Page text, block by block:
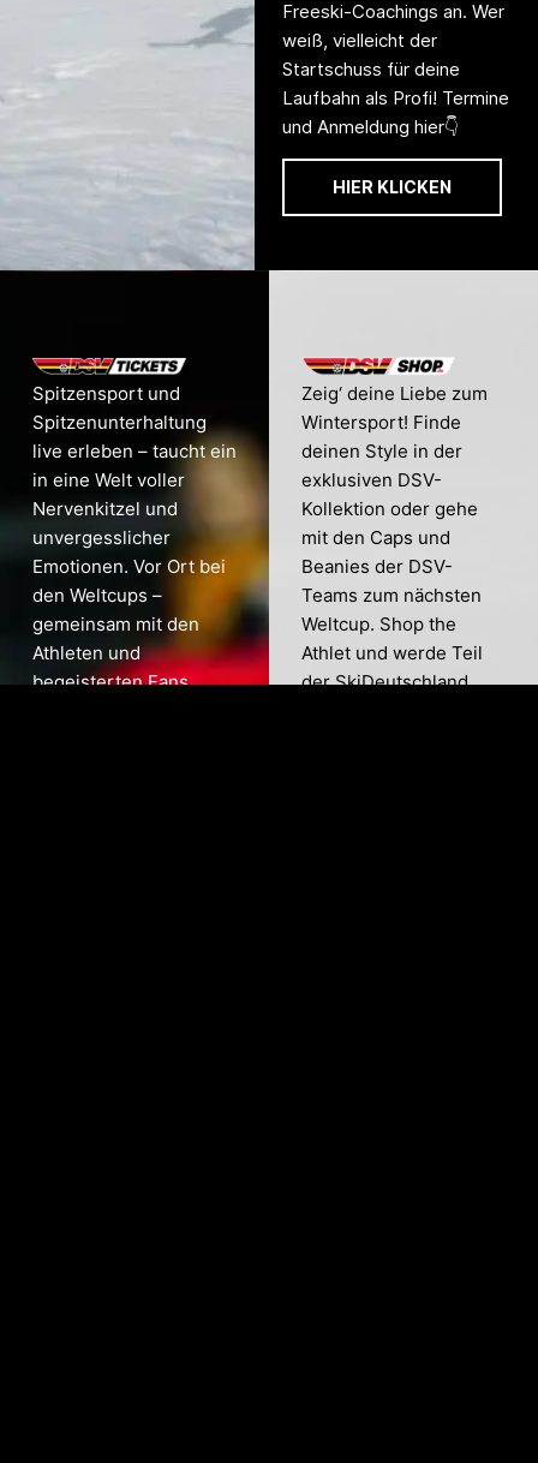
Freeski-Coachings an. Wer
weiß, vielleicht der
Startschuss für deine
Laufbahn als Profi! Termine
und Anmeldung hier👇
HIER KLICKEN
Spitzensport und
Spitzenunterhaltung
live erleben – taucht ein
in eine Welt voller
Nervenkitzel und
unvergesslicher
Emotionen. Vor Ort bei
den Weltcups –
gemeinsam mit den
Athleten und
begeisterten Fans.
Zeig‘ deine Liebe zum
Wintersport! Finde
deinen Style in der
exklusiven DSV-
Kollektion oder gehe
mit den Caps und
Beanies der DSV-
Teams zum nächsten
Weltcup. Shop the
Athlet und werde Teil
der SkiDeutschland